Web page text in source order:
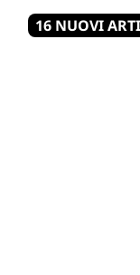
16 NUOVI